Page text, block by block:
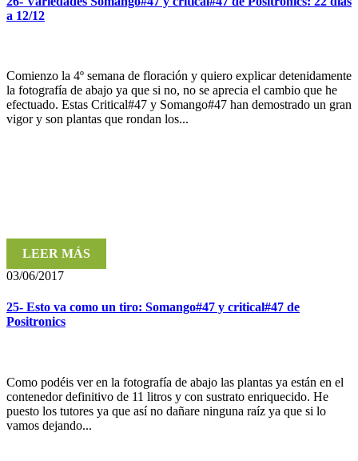
a 12/12
Comienzo la 4º semana de floración y quiero explicar detenidamente
la fotografía de abajo ya que si no, no se aprecia el cambio que he
efectuado. Estas Critical#47 y Somango#47 han demostrado un gran
vigor y son plantas que rondan los...
LEER MÁS
03/06/2017
25- Esto va como un tiro: Somango#47 y critical#47 de
Positronics
Como podéis ver en la fotografía de abajo las plantas ya están en el
contenedor definitivo de 11 litros y con sustrato enriquecido. He
puesto los tutores ya que así no dañare ninguna raíz ya que si lo
vamos dejando...